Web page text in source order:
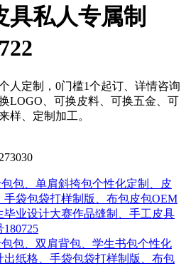
私人专属制
人定制，0门槛1个起订、详情咨询
LOGO、可换皮料、可换五金、可
样、定制加工。
包、单肩斜挎包个性化定制、皮
袋包袋打样制版、布包皮包OEM
毕业设计大赛作品缝制、手工皮具
包、双肩背包、学生书包个性化
出纸格、手袋包袋打样制版、布包